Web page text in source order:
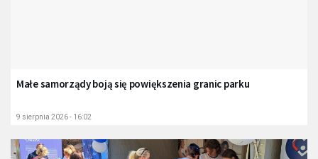
Małe samorządy boją się powiększenia granic parku
9 sierpnia 2026 - 16:02